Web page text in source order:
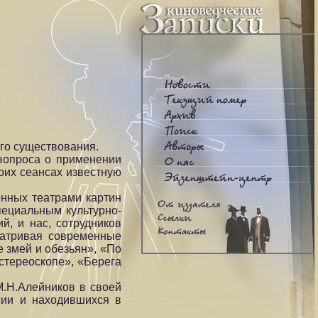
существования.
о применении
сеансах известную
театрами картин
культурно-
и нас, сотрудников
современные
змей и обезьян», «По
«Берега
в своей
и находившихся в